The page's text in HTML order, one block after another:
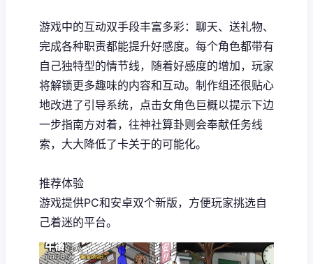
游戏中的​​互动双手段丰富多彩​​：聊天、送礼物、
完成各种职责都能提升好感度。每个角色都带有
自己独特型的情节线，随着好感度的增加，玩家
将解锁更多趣味的内容和互动。制作组还很贴心
地改进了引导系统，点击女角色巨概以提示下边
一步指南方对着，往神社算卦则会奉献任务线
索，大大降低了卡关于的可能化。
推荐体验
游戏提供PC和安卓双个新版，方便玩家挑选自
己着迷的平台。